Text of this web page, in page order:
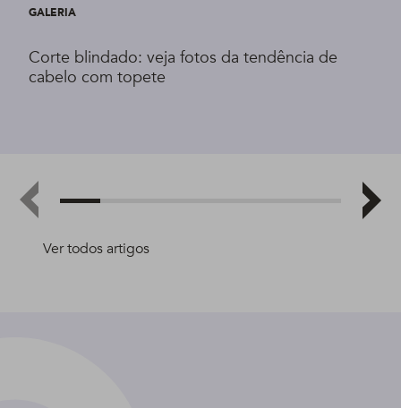
Ver todos artigos
GALERIA
Corte blindado: veja fotos da tendência de
cabelo com topete